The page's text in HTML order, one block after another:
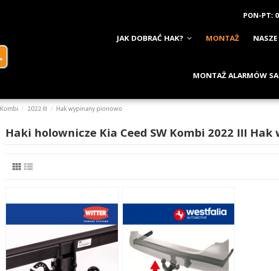
PON-PT:
JAK DOBRAĆ HAK? MONTAŻ NASZE
MONTAŻ ALARMÓW
Kombi 2022 III Hak wypinany pionowo
Haki holownicze Kia Ceed SW Kombi 2022 III